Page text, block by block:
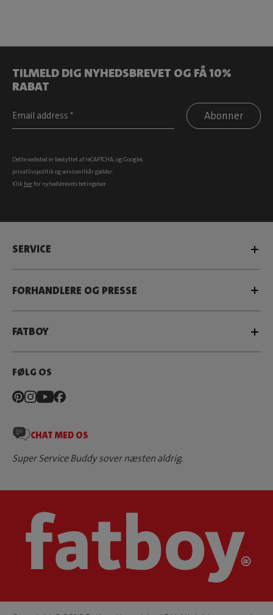
TILMELD DIG NYHEDSBREVET OG FÅ 10%
RABAT
Abonner
Dette websted er beskyttet af reCAPTCHA, og Googles
privatlivspolitikogservicevilkårgælder.
Klik herfor nyhedsbrevets betingelser
SERVICE
FORHANDLERE OG PRESSE
FATBOY
FØLG OS
CHAT MED OS
Super Service Buddy sover næsten aldrig.